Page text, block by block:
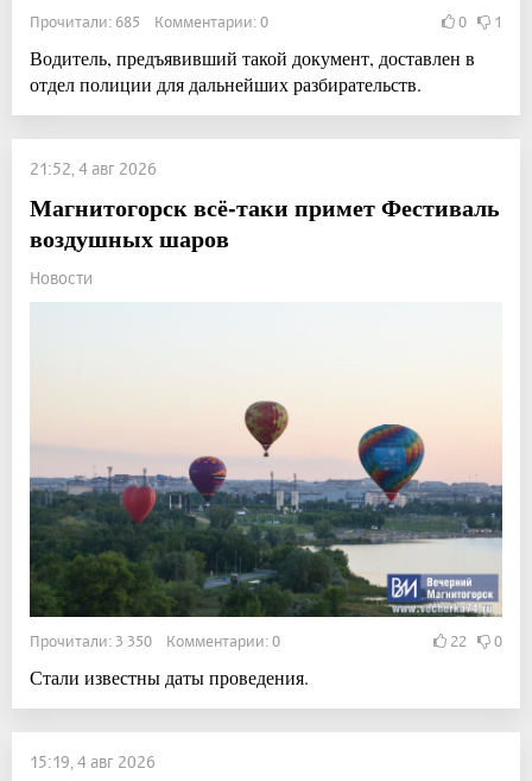
Прочитали: 685 Комментарии: 0 0 1
Водитель, предъявивший такой документ, доставлен в
отдел полиции для дальнейших разбирательств.
21:52, 4 авг 2026
Магнитогорск всё-таки примет Фестиваль
воздушных шаров
Новости
Прочитали: 3 350 Комментарии: 0 22 0
Стали известны даты проведения.
15:19, 4 авг 2026